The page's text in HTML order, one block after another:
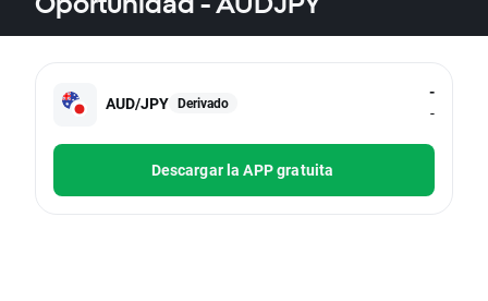
AUD/JPY Derivado
-
-
Descargar la APP gratuita